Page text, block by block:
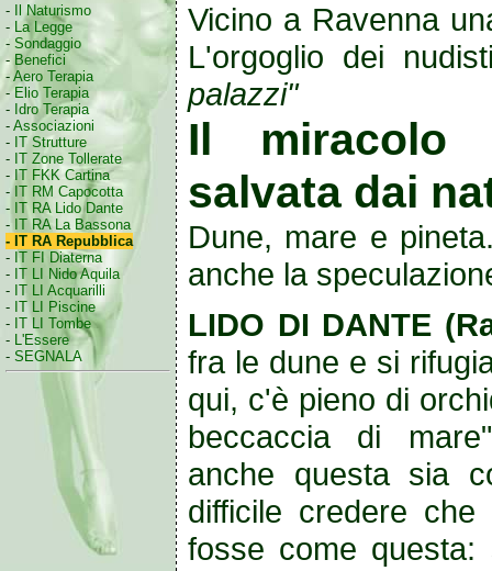
-
Il Naturismo
- La Legge
- Sondaggio
- Benefici
- Aero Terapia
-Elio Terapia
- Idro Terapia
- Associazioni
- IT Strutture
- IT Zone Tollerate
- IT FKK Cartina
- IT RM Capocotta
- IT RA Lido Dante
- IT RA La Bassona
- IT RA Repubblica
- IT FI Diaterna
- IT LI Nido Aquila
- IT LI Acquarilli
- IT LI Piscine
- IT LI Tombe
- L'Essere
- SEGNALA
Vicino a Ravenna
L'orgoglio dei
palazzi"
Il miracolo
salvata dai
Dune, mare e
anche la
LIDO DI DANTE
fra le dune e si
qui, c'è pieno di
beccaccia di
anche questa sia
difficile credere
fosse come